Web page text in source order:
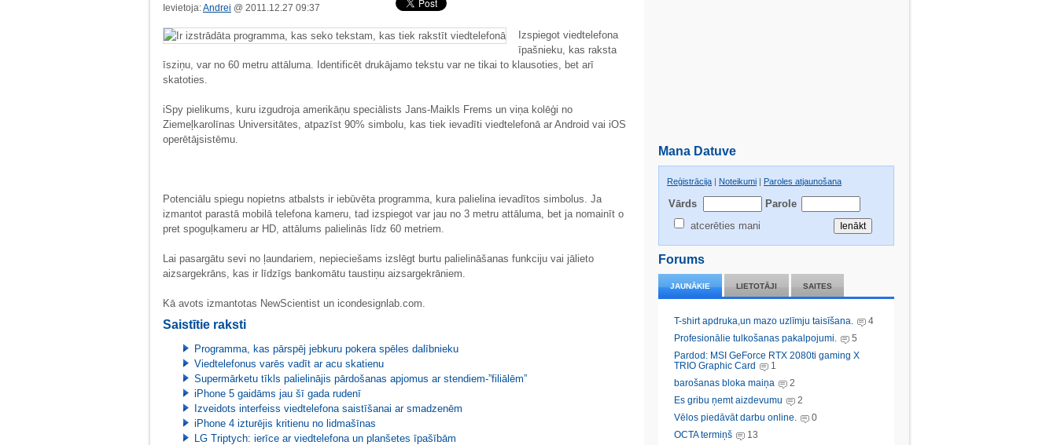
Mana Datuve
Reģistrācija | Noteikumi | Paroles atjaunošana
Vārds
Parole
atcerēties mani
Forums
JAUNĀKIE LIETOTĀJI SAITES
T-shirt apdruka,un mazo uzlīmju taisīšana.
4
Profesionālie tulkošanas pakalpojumi.
5
Pardod: MSI GeForce RTX 2080ti gaming X
TRIO Graphic Card
1
barošanas bloka maiņa
2
Es gribu ņemt aizdevumu
2
Vēlos piedāvāt darbu online.
0
OCTA termiņš
13
Ievietoja:Andrei @ 2011.12.27 09:37
Izspiegot viedtelefona
īpašnieku, kas raksta
īsziņu, var no 60 metru attāluma. Identificēt drukājamo tekstu var ne tikai to klausoties, bet arī
skatoties.
iSpy pielikums, kuru izgudroja amerikāņu speciālists Jans-Maikls Frems un viņa kolēģi no
Ziemeļkarolīnas Universitātes, atpazīst 90% simbolu, kas tiek ievadīti viedtelefonā ar Android vai iOS
operētājsistēmu.
Potenciālu spiegu nopietns atbalsts ir iebūvēta programma, kura palielina ievadītos simbolus. Ja
izmantot parastā mobilā telefona kameru, tad izspiegot var jau no 3 metru attāluma, bet ja nomainīt o
pret spoguļkameru ar HD, attālums palielinās līdz 60 metriem.
Lai pasargātu sevi no ļaundariem, nepieciešams izslēgt burtu palielināšanas funkciju vai jālieto
aizsargekrāns, kas ir līdzīgs bankomātu taustiņu aizsargekrāniem.
Kā avots izmantotas NewScientist un icondesignlab.com.
Saistītie raksti
Programma, kas pārspēj jebkuru pokera spēles dalībnieku
Viedtelefonus varēs vadīt ar acu skatienu
Supermārketu tīkls palielinājis pārdošanas apjomus ar stendiem-”filiālēm”
iPhone 5 gaidāms jau šī gada rudenī
Izveidots interfeiss viedtelefona saistīšanai ar smadzenēm
iPhone 4 izturējis kritienu no lidmašīnas
LG Triptych: ierīce ar viedtelefona un planšetes īpašībām